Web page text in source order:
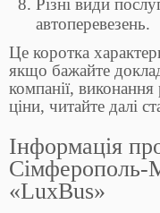
Різні види
автоперевезень.
Це коротка
якщо бажайте
компанії,
ціни, читайте далі
Інформація
Сімферополь-
«LuxBus»